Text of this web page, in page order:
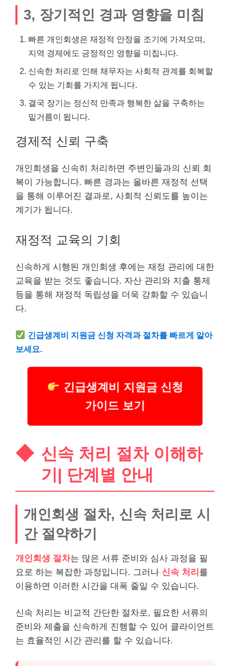
3, 장기적인 경과 영향을 미침
빠른 개인회생은 재정적 안정을 조기에 가져오며,
지역 경제에도 긍정적인 영향을 미칩니다.
신속한 처리로 인해 채무자는 사회적 관계를 회복할
수 있는 기회를 가지게 됩니다.
결국 장기는 정신적 만족과 행복한 삶을 구축하는
밑거름이 됩니다.
경제적 신뢰 구축
개인회생을 신속히 처리하면 주변인들과의 신뢰 회
복이 가능합니다. 빠른 경과는 올바른 재정적 선택
을 통해 이루어진 결과로, 사회적 신뢰도를 높이는
계기가 됩니다.
재정적 교육의 기회
신속하게 시행된 개인회생 후에는 재정 관리에 대한
교육을 받는 것도 좋습니다. 자산 관리와 지출 통제
등을 통해 재정적 독립성을 더욱 강화할 수 있습니
다.
긴급생계비 지원금 신청 자격과 절차를 빠르게 알아
보세요.
긴급생계비 지원금 신청
가이드 보기
신속 처리 절차 이해하
기| 단계별 안내
개인회생 절차, 신속 처리로 시
간 절약하기
개인회생 절차는 많은 서류 준비와 심사 과정을 필
요로 하는 복잡한 과정입니다. 그러나 신속 처리 를
이용하면 이러한 시간을 대폭 줄일 수 있습니다.
신속 처리는 비교적 간단한 절차로, 필요한 서류의
준비와 제출을 신속하게 진행할 수 있어 클라이언트
는 효율적인 시간 관리를 할 수 있습니다.